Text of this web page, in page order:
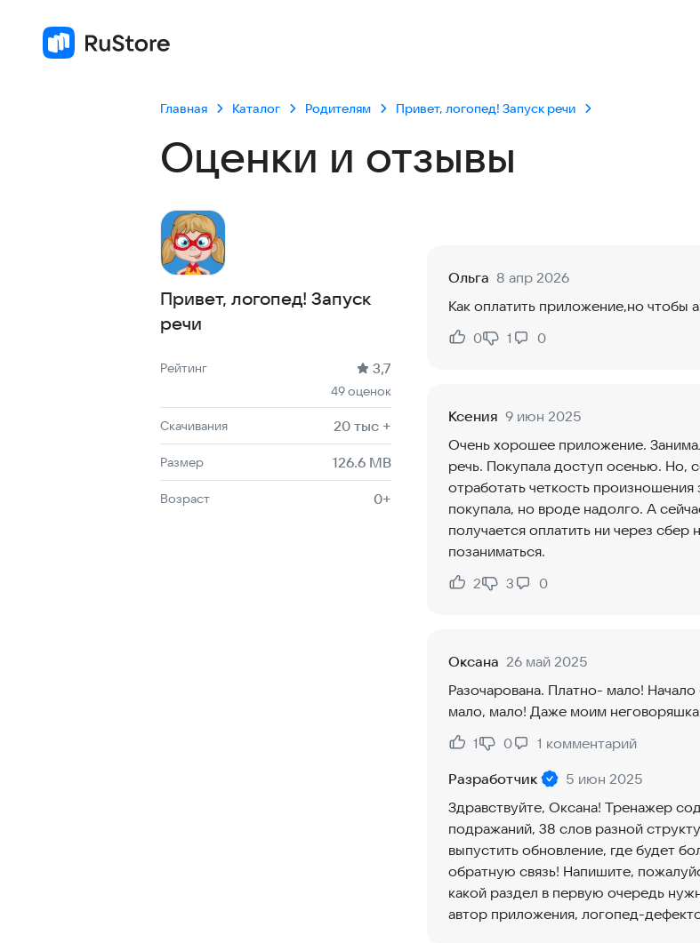
Главная Каталог Родителям Привет, логопед! Запуск речи
Оценки и отзывы
Привет, логопед! Запуск
речи
Рейтинг: 3,7, 49 оценок
Скачиваний: 20 тыс +
Размер файла: 126.6 MB
Возрастное ограничение: 126.6 MB
Рейтинг 3,7
49 оценок
Скачивания 20 тыс +
Размер 126.6 MB
Возраст 0+
Ольга 8 апр 2026
Как оплатить приложение,но чтобы
Нравится:
0
Не нравится:
1 0
Ксения 9 июн 2025
Очень хорошее приложение.
речь. Покупала доступ осенью. Но,
отработать четкость
покупала, но вроде надолго. А
получается оплатить ни через
позаниматься.
Нравится:
2
Не нравится:
3 0
Оксана 26 май 2025
Разочарована. Платно- мало!
мало, мало! Даже моим
Нравится:
1
Не нравится:
0 1 комментарий
Разработчик
5 июн 2025
Здравствуйте, Оксана! Тренажер
подражаний, 38 слов разной
выпустить обновление, где будет
обратную связь! Напишите,
какой раздел в первую очередь
автор приложения, логопед-